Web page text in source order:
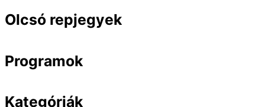
Olcsó repjegyek
Programok
Kategóriák